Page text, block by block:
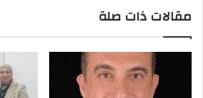
مقالات ذات صلة